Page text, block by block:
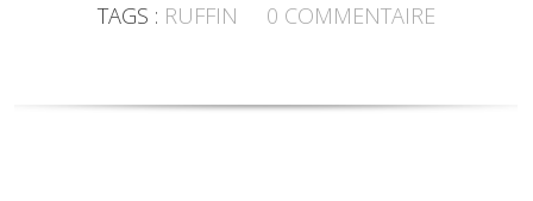
TAGS : RUFFIN 0 COMMENTAIRE